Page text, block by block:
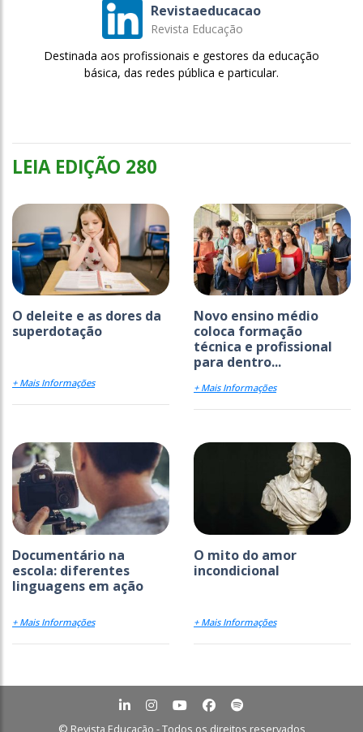
Revistaeducacao
Revista Educação
Destinada aos profissionais e gestores da educação
básica, das redes pública e particular.
LEIA EDIÇÃO 280
O deleite e as dores da
superdotação
+ Mais Informações
Novo ensino médio
coloca formação
técnica e profissional
para dentro...
+ Mais Informações
Documentário na
escola: diferentes
linguagens em ação
+ Mais Informações
O mito do amor
incondicional
+ Mais Informações
© Revista Educação - Todos os direitos reservados